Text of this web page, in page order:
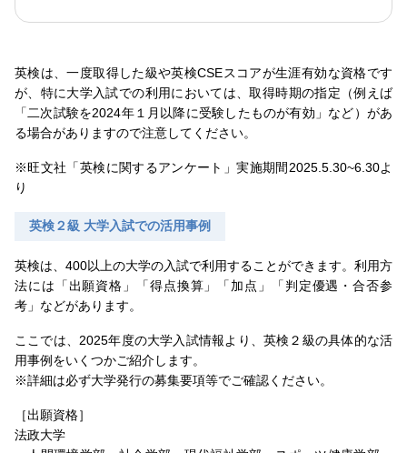
英検は、一度取得した級や英検CSEスコアが生涯有効な資格です
が、特に大学入試での利用においては、取得時期の指定（例えば
「二次試験を2024年１月以降に受験したものが有効」など）があ
る場合がありますので注意してください。
※旺文社「英検に関するアンケート」実施期間2025.5.30~6.30よ
り
英検２級 大学入試での活用事例
英検は、400以上の大学の入試で利用することができます。利用方
法には「出願資格」「得点換算」「加点」「判定優遇・合否参
考」などがあります。
ここでは、2025年度の大学入試情報より、英検２級の具体的な活
用事例をいくつかご紹介します。
※詳細は必ず大学発行の募集要項等でご確認ください。
［出願資格］
法政大学